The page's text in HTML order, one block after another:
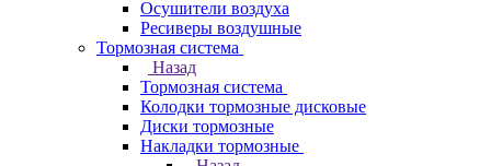
Осушители воздуха
Ресиверы воздушные
Тормозная система
Назад
Тормозная система
Колодки тормозные дисковые
Диски тормозные
Накладки тормозные